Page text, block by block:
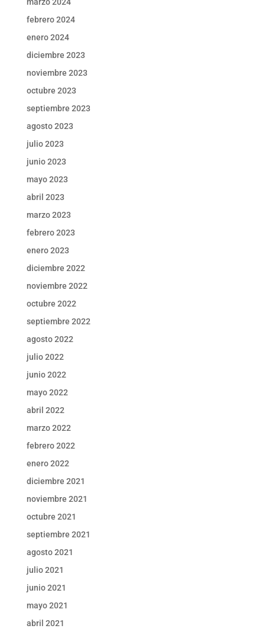
febrero 2024
enero 2024
diciembre 2023
noviembre 2023
octubre 2023
septiembre 2023
agosto 2023
julio 2023
junio 2023
mayo 2023
abril 2023
marzo 2023
febrero 2023
enero 2023
diciembre 2022
noviembre 2022
octubre 2022
septiembre 2022
agosto 2022
julio 2022
junio 2022
mayo 2022
abril 2022
marzo 2022
febrero 2022
enero 2022
diciembre 2021
noviembre 2021
octubre 2021
septiembre 2021
agosto 2021
julio 2021
junio 2021
mayo 2021
abril 2021